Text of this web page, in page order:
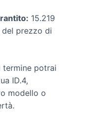
15.219
del prezzo di
termine potrai
ID.4,
modello o